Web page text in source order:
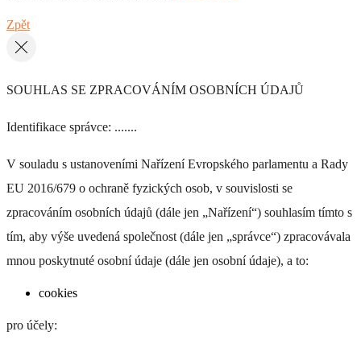
Zpět
SOUHLAS SE ZPRACOVÁNÍM OSOBNÍCH ÚDAJŮ
Identifikace správce: .......
V souladu s ustanoveními Nařízení Evropského parlamentu a Rady
EU 2016/679 o ochraně fyzických osob, v souvislosti se
zpracováním osobních údajů (dále jen „Nařízení“) souhlasím tímto s
tím, aby výše uvedená společnost (dále jen „správce“) zpracovávala
mnou poskytnuté osobní údaje (dále jen osobní údaje), a to:
cookies
pro účely: